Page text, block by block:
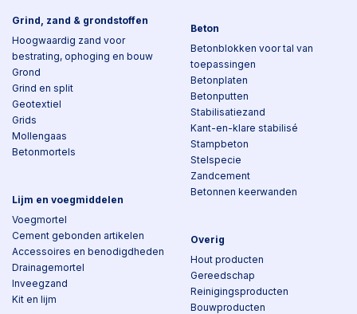
Grind, zand & grondstoffen
Hoogwaardig zand voor
bestrating, ophoging en bouw
Grond
Grind en split
Geotextiel
Grids
Mollengaas
Betonmortels
Lijm en voegmiddelen
Voegmortel
Cement gebonden artikelen
Accessoires en benodigdheden
Drainagemortel
Inveegzand
Kit en lijm
Beton
Betonblokken voor tal van
toepassingen
Betonplaten
Betonputten
Stabilisatiezand
Kant-en-klare stabilisé
Stampbeton
Stelspecie
Zandcement
Betonnen keerwanden
Overig
Hout producten
Gereedschap
Reinigingsproducten
Bouwproducten